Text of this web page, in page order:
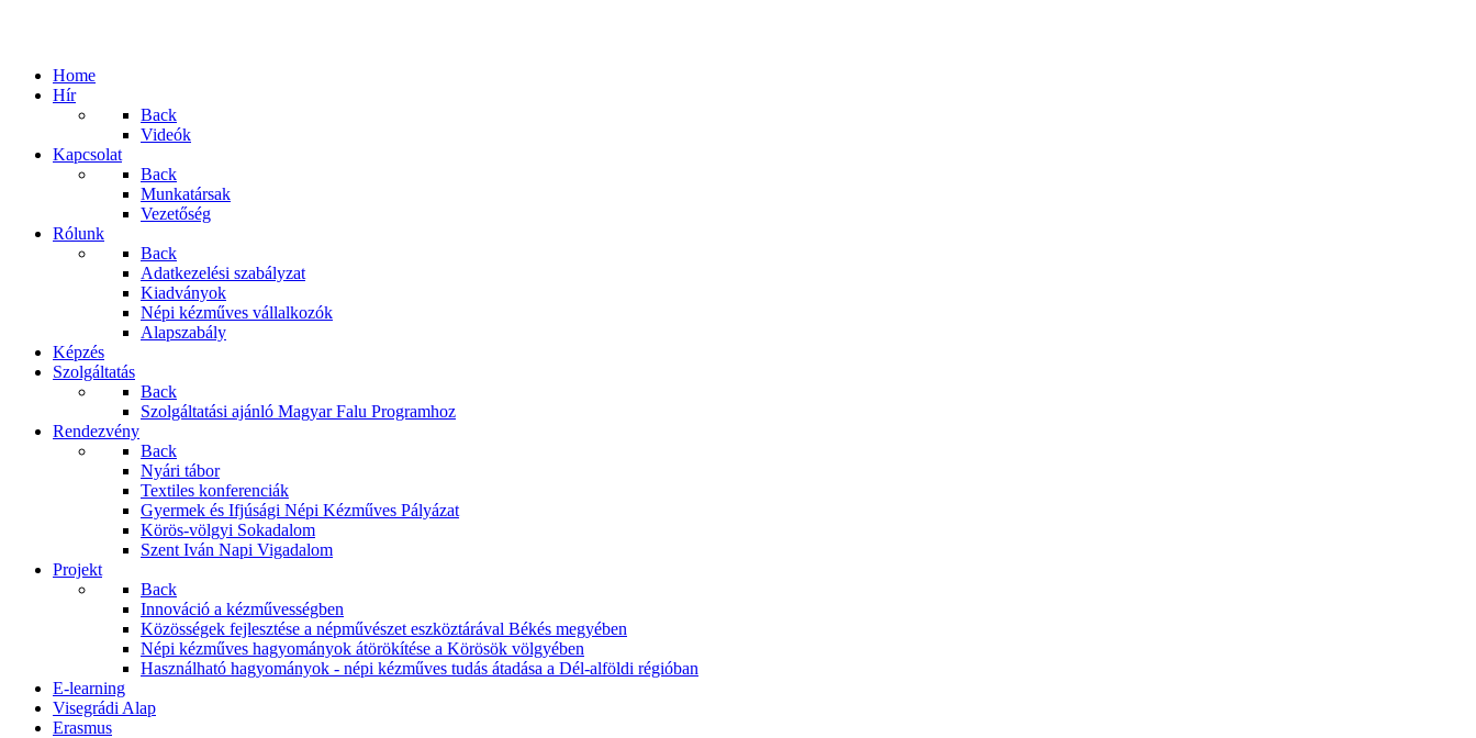
Home
Hír
Back
Videók
Kapcsolat
Back
Munkatársak
Vezetőség
Rólunk
Back
Adatkezelési szabályzat
Kiadványok
Népi kézműves vállalkozók
Alapszabály
Képzés
Szolgáltatás
Back
Szolgáltatási ajánló Magyar Falu Programhoz
Rendezvény
Back
Nyári tábor
Textiles konferenciák
Gyermek és Ifjúsági Népi Kézműves Pályázat
Körös-völgyi Sokadalom
Szent Iván Napi Vigadalom
Projekt
Back
Innováció a kézművességben
Közösségek fejlesztése a népművészet eszköztárával Békés megyében
Népi kézműves hagyományok átörökítése a Körösök völgyében
Használható hagyományok - népi kézműves tudás átadása a Dél-alföldi régióban
E-learning
Visegrádi Alap
Erasmus